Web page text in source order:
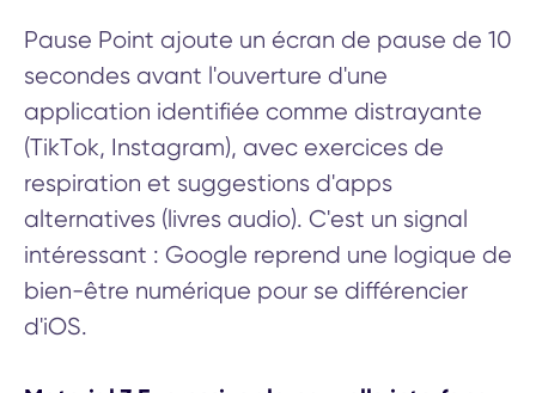
Pause Point ajoute un écran de pause de 10
secondes avant l'ouverture d'une
application identifiée comme distrayante
(TikTok, Instagram), avec exercices de
respiration et suggestions d'apps
alternatives (livres audio). C'est un signal
intéressant : Google reprend une logique de
bien-être numérique pour se différencier
d'iOS.